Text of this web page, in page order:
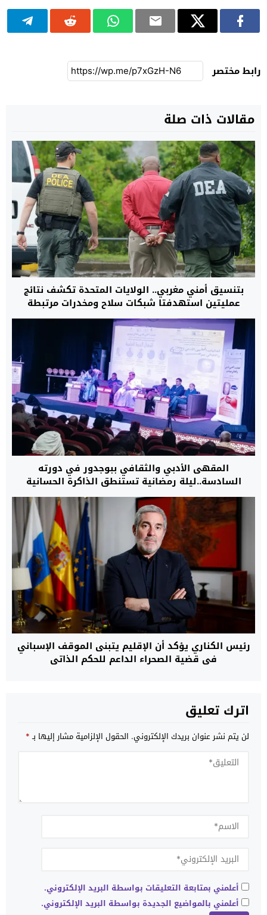
رابط مختصر
مقالات ذات صلة
بتنسيق أمني مغربي.. الولايات المتحدة تكشف نتائج
عمليتين استهدفتا شبكات سلاح ومخدرات مرتبطة
بكارتلات ومنظمات مصنفة إرهابية
المقهى الأدبي والثقافي ببوجدور في دورته
السادسة..ليلة رمضانية تستنطق الذاكرة الحسانية
وتفكك سرديات الدراسات الكولونيالية
رئيس الكناري يؤكد أن الإقليم يتبنى الموقف الإسباني
في قضية الصحراء الداعم للحكم الذاتي
اترك تعليق
لن يتم نشر عنوان بريدك الإلكتروني. الحقول الإلزامية مشار إليها بـ*
أعلمني بمتابعة التعليقات بواسطة البريد الإلكتروني.
أعلمني بالمواضيع الجديدة بواسطة البريد الإلكتروني.